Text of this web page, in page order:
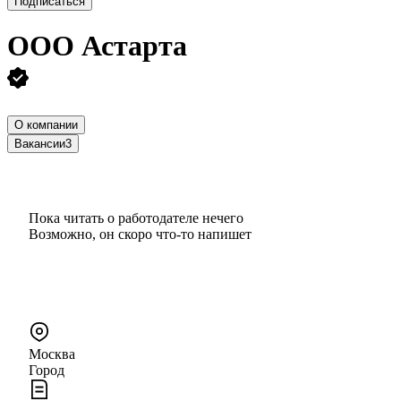
ООО Астарта
О компании
Вакансии3
Пока читать о работодателе нечего
Возможно, он скоро что‑то напишет
Москва
Город